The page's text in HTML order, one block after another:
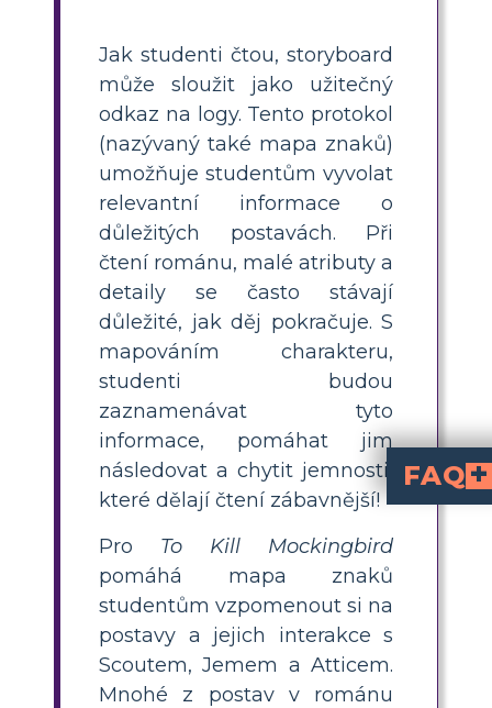
Jak studenti čtou, storyboard
může sloužit jako užitečný
odkaz na logy. Tento protokol
(nazývaný také mapa znaků)
umožňuje studentům vyvolat
relevantní informace o
důležitých postavách. Při
čtení románu, malé atributy a
detaily se často stávají
důležité, jak děj pokračuje. S
mapováním charakteru,
studenti budou
zaznamenávat tyto
informace, pomáhat jim
následovat a chytit jemnosti,
které dělají čtení zábavnější!
Pro To Kill Mockingbird
pomáhá mapa znaků
studentům vzpomenout si na
postavy a jejich interakce s
Scoutem, Jemem a Atticem.
Mnohé z postav v románu
FAQ